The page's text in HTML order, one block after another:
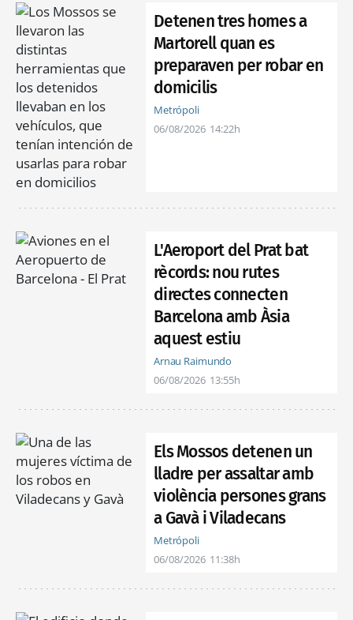
Detenen tres homes a
Martorell quan es
preparaven per robar en
domicilis
Metrópoli
06/08/2026 14:22h
L'Aeroport del Prat bat
rècords: nou rutes
directes connecten
Barcelona amb Àsia
aquest estiu
Arnau Raimundo
06/08/2026 13:55h
Els Mossos detenen un
lladre per assaltar amb
violència persones grans
a Gavà i Viladecans
Metrópoli
06/08/2026 11:38h